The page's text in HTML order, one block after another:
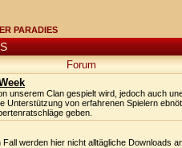
PARADIES
Forum
unserem Clan gespielt wird, jedoch auch
Unterstützung von erfahrenen Spielern
geben.
Fall werden hier nicht alltägliche Downloads